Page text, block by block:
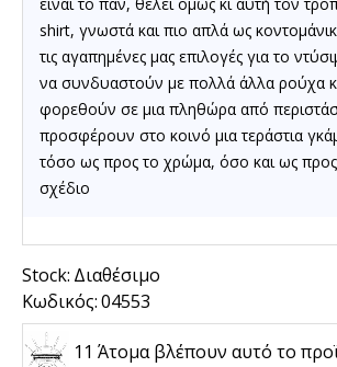
shirt, γνωστά και πιο απλά ως
τις αγαπημένες μας επιλογές για το
να συνδυαστούν με πολλά άλλα ρούχα
φορεθούν σε μια πληθώρα από
προσφέρουν στο κοινό μια τεράστια
τόσο ως προς το χρώμα, όσο και ως προς
σχέδιο
Stock: Διαθέσιμο
Κωδικός:04553
11 Άτομα βλέπουν αυτό το